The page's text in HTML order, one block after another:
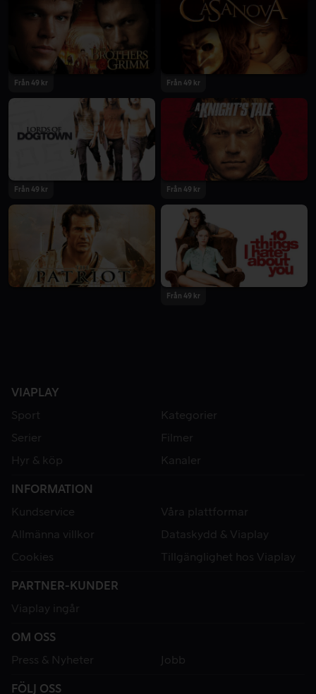
Från 49 kr Från 49 kr
Från 49 kr Från 49 kr
Från 49 kr
VIAPLAY
Sport
Kategorier
Serier
Filmer
Hyr & köp
Kanaler
INFORMATION
Kundservice
Våra plattformar
Allmänna villkor
Dataskydd & Viaplay
Cookies
Tillgänglighet hos Viaplay
PARTNER-KUNDER
Viaplay ingår
OM OSS
Press & Nyheter
Jobb
FÖLJ OSS